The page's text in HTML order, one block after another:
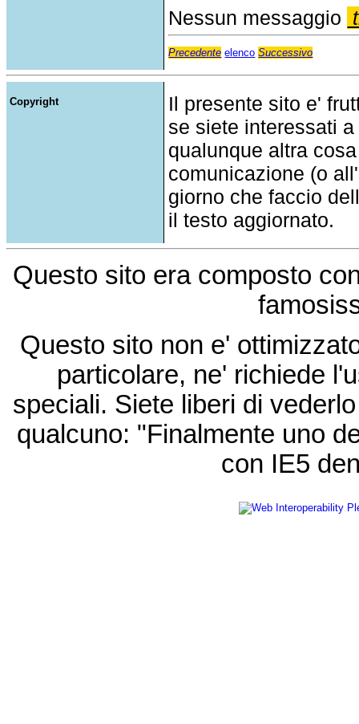
Nessun messaggio
Precedente elenco Successivo
Copyright
Il presente sito e'
se siete interessati
qualunque altra
comunicazione (o
giorno che faccio
il testo aggiornato.
Questo sito era composto
Questo sito non e'
particolare, ne' richiede
speciali. Siete liberi di
qualcuno: "Finalmente uno
con IE5